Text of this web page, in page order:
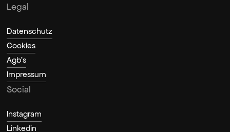
Legal
Datenschutz
Cookies
Agb's
Impressum
Social
Instagram
Linkedin